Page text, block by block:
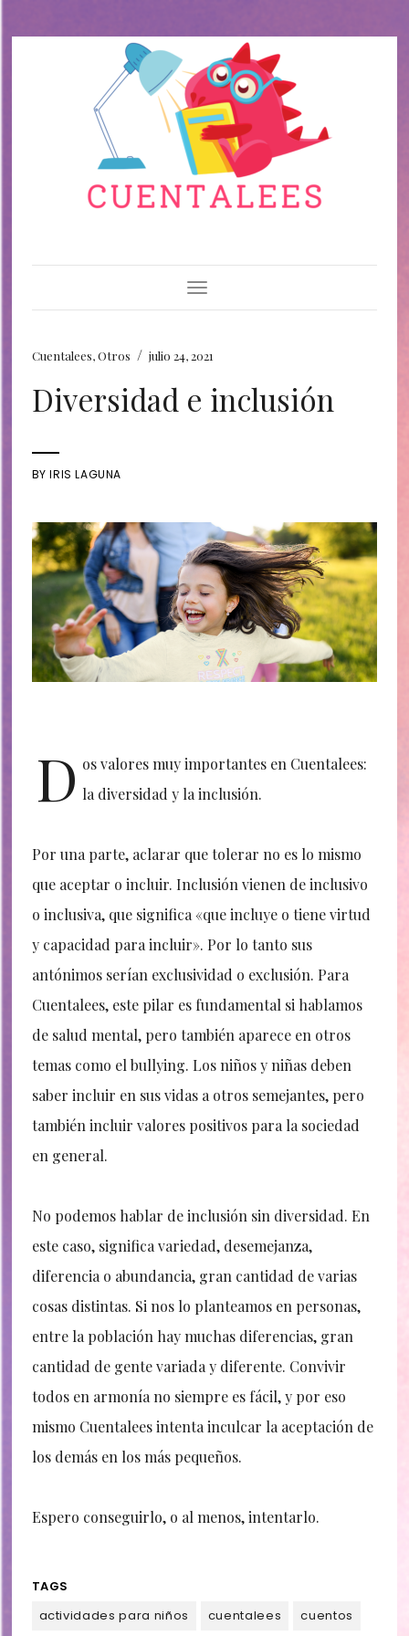
Toggle Navigation
Cuentalees,Otros / julio 24, 2021
Diversidad e inclusión
BYIRIS LAGUNA
D os valores muy importantes en Cuentalees:
la diversidad y la inclusión.
Por una parte, aclarar que tolerar no es lo mismo
que aceptar o incluir. Inclusión vienen de inclusivo
o inclusiva, que significa «que incluye o tiene virtud
y capacidad para incluir». Por lo tanto sus
antónimos serían exclusividad o exclusión. Para
Cuentalees, este pilar es fundamental si hablamos
de salud mental, pero también aparece en otros
temas como el bullying. Los niños y niñas deben
saber incluir en sus vidas a otros semejantes, pero
también incluir valores positivos para la sociedad
en general.
No podemos hablar de inclusión sin diversidad. En
este caso, significa variedad, desemejanza,
diferencia o abundancia, gran cantidad de varias
cosas distintas. Si nos lo planteamos en personas,
entre la población hay muchas diferencias, gran
cantidad de gente variada y diferente. Convivir
todos en armonía no siempre es fácil, y por eso
mismo Cuentalees intenta inculcar la aceptación de
los demás en los más pequeños.
Espero conseguirlo, o al menos, intentarlo.
TAGS
actividades para niños
cuentalees cuentos